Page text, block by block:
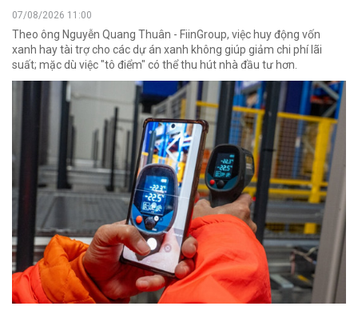
07/08/2026 11:00
Theo ông Nguyễn Quang Thuân - FiinGroup, việc huy động vốn
xanh hay tài trợ cho các dự án xanh không giúp giảm chi phí lãi
suất; mặc dù việc "tô điểm" có thể thu hút nhà đầu tư hơn.